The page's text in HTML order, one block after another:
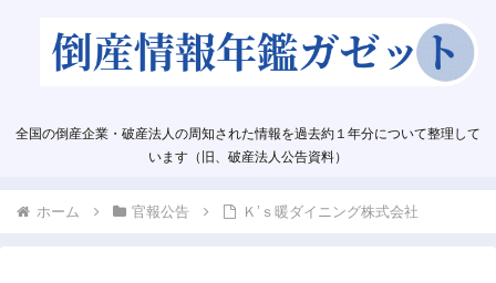
全国の倒産企業・破産法人の周知された情報を過去約１年分について整理して
います（旧、破産法人公告資料）
ホーム 官報公告 Ｋ’ｓ暖ダイニング株式会社